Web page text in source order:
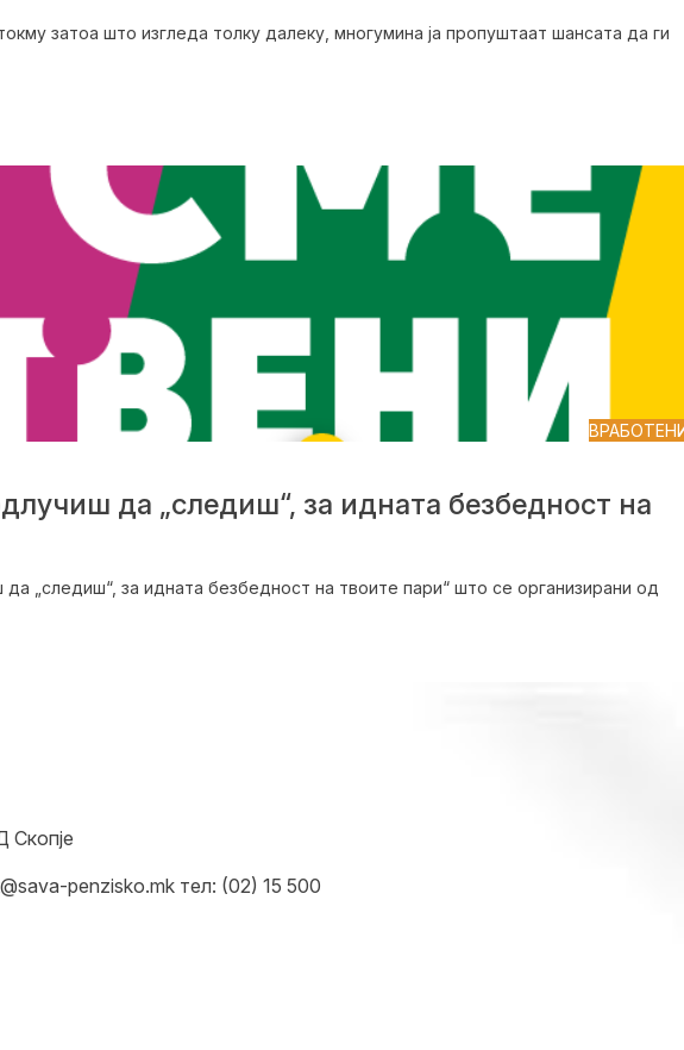
затоа што изгледа толку далеку, многумина ја пропуштаат шансата да ги
да „следиш“, за идната безбедност на
„следиш“, за идната безбедност на твоите пари“ што се организирани од
Скопје
penzisko.mk тел: (02) 15 500